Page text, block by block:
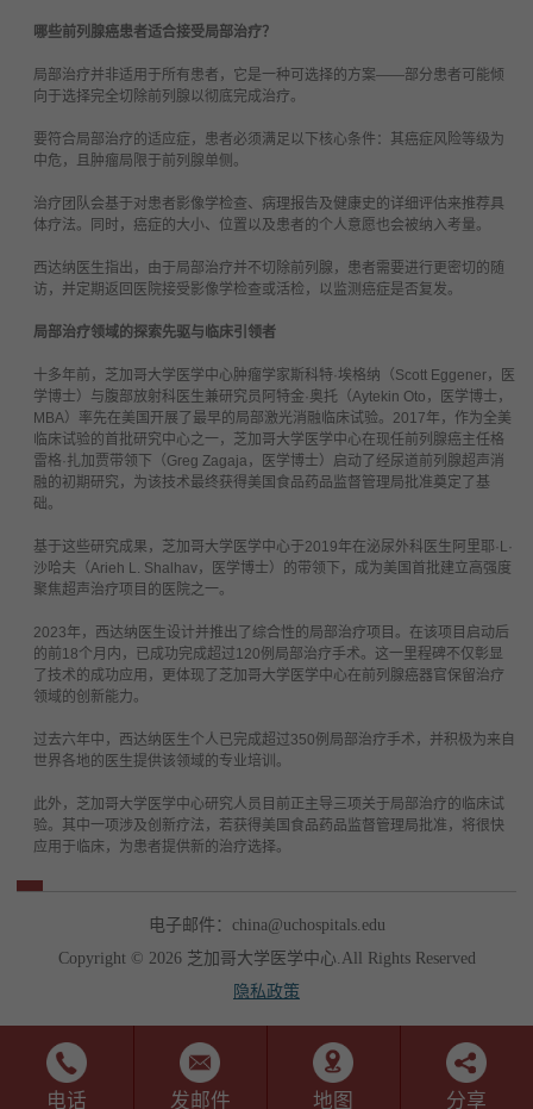
哪些前列腺癌患者适合接受局部治疗？
局部治疗并非适用于所有患者，它是一种可选择的方案——部分患者可能倾
向于选择完全切除前列腺以彻底完成治疗。
要符合局部治疗的适应症，患者必须满足以下核心条件：其癌症风险等级为
中危，且肿瘤局限于前列腺单侧。
治疗团队会基于对患者影像学检查、病理报告及健康史的详细评估来推荐具
体疗法。同时，癌症的大小、位置以及患者的个人意愿也会被纳入考量。
西达纳医生指出，由于局部治疗并不切除前列腺，患者需要进行更密切的随
访，并定期返回医院接受影像学检查或活检，以监测癌症是否复发。
局部治疗领域的探索先驱与临床引领者
十多年前，芝加哥大学医学中心肿瘤学家斯科特·埃格纳（Scott Eggener，医
学博士）与腹部放射科医生兼研究员阿特金·奥托（Aytekin Oto ，医学博士，
MBA）率先在美国开展了最早的局部激光消融临床试验。 2017年，作为全美
临床试验的首批研究中心之一，芝加哥大学医学中心在现任前列腺癌主任格
雷格·扎加贾带领下（Greg Zagaja ，医学博士）启动了经尿道前列腺超声消
融的初期研究，为该技术最终获得美国食品药品监督管理局批准奠定了基
础。
基于这些研究成果，芝加哥大学医学中心于2019年在泌尿外科医生阿里耶·L·
沙哈夫（Arieh L. Shalhav，医学博士）的带领下，成为美国首批建立高强度
聚焦超声治疗项目的医院之一。
2023年，西达纳医生设计并推出了综合性的局部治疗项目。在该项目启动后
的前18个月内，已成功完成超过120例局部治疗手术。这一里程碑不仅彰显
了技术的成功应用，更体现了芝加哥大学医学中心在前列腺癌器官保留治疗
领域的创新能力。
过去六年中，西达纳医生个人已完成超过350例局部治疗手术，并积极为来自
世界各地的医生提供该领域的专业培训。
此外，芝加哥大学医学中心研究人员目前正主导三项关于局部治疗的临床试
验。其中一项涉及创新疗法，若获得美国食品药品监督管理局批准，将很快
应用于临床，为患者提供新的治疗选择。
电子邮件：china@uchospitals.edu
Copyright © 2026 芝加哥大学医学中心.All Rights Reserved
隐私政策
电话 发邮件 地图 分享